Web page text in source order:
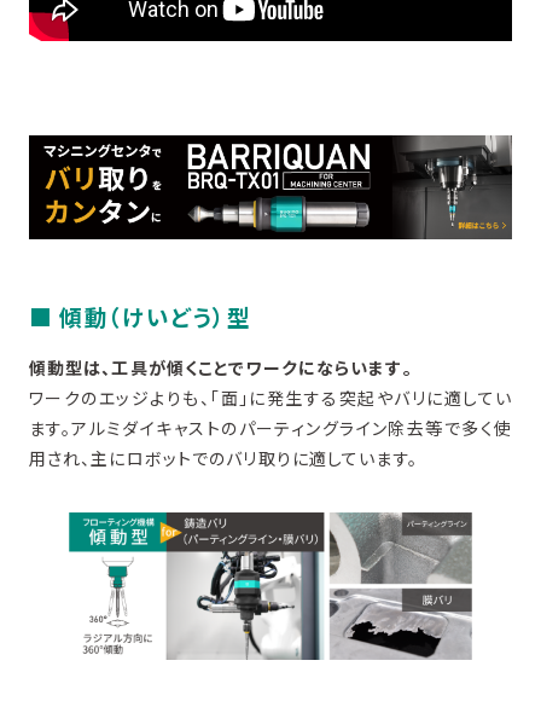
■ 傾動（けいどう）型
傾動型は、工具が傾くことでワークにならいます​。
ワークのエッジよりも、「面」に発生する突起やバリに適してい
ます。アルミダイキャストのパーティングライン除去等で多く使
用され、主にロボットでのバリ取りに適しています。